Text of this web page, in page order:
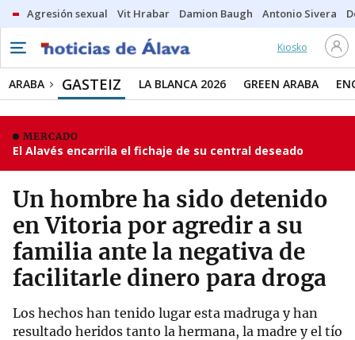
Agresión sexual Vit Hrabar Damion Baugh Antonio Sivera
Kiosko
ARABA GASTEIZ LA BLANCA 2026 GREEN ARABA
MERCADO
El Alavés encarrila el fichaje de su central deseado
Un hombre ha sido detenido
en Vitoria por agredir a su
familia ante la negativa de
facilitarle dinero para droga
Los hechos han tenido lugar esta madruga y han
resultado heridos tanto la hermana, la madre y el tío